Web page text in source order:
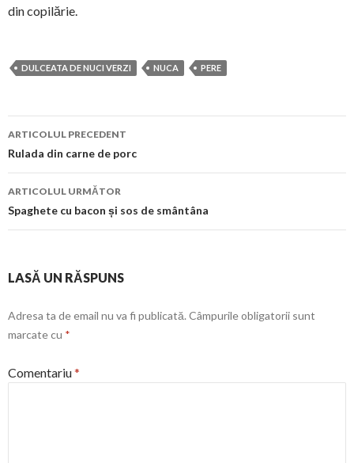
din copilărie.
DULCEATA DE NUCI VERZI NUCA PERE
Navigare
în
articol
ARTICOLUL PRECEDENT
Rulada din carne de porc
ARTICOLUL URMĂTOR
Spaghete cu bacon și sos de smântâna
LASĂ UN RĂSPUNS
Adresa ta de email nu va fi publicată. Câmpurile obligatorii sunt
marcate cu *
Comentariu*